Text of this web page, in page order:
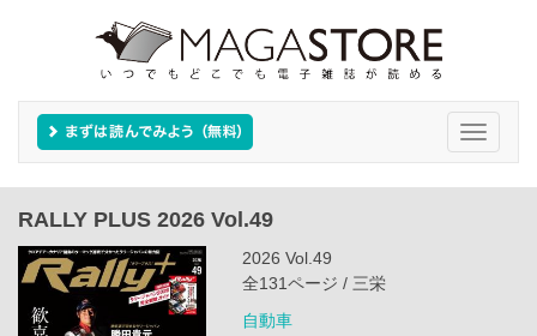
Toggle
RALLY PLUS 2026 Vol.49
2026 Vol.49
全131ページ / 三栄
自動車